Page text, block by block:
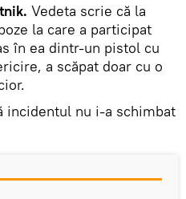
Vedeta scrie că la
la care a participat
în ea dintr-un pistol cu
a scăpat doar cu o
incidentul nu i-a schimbat